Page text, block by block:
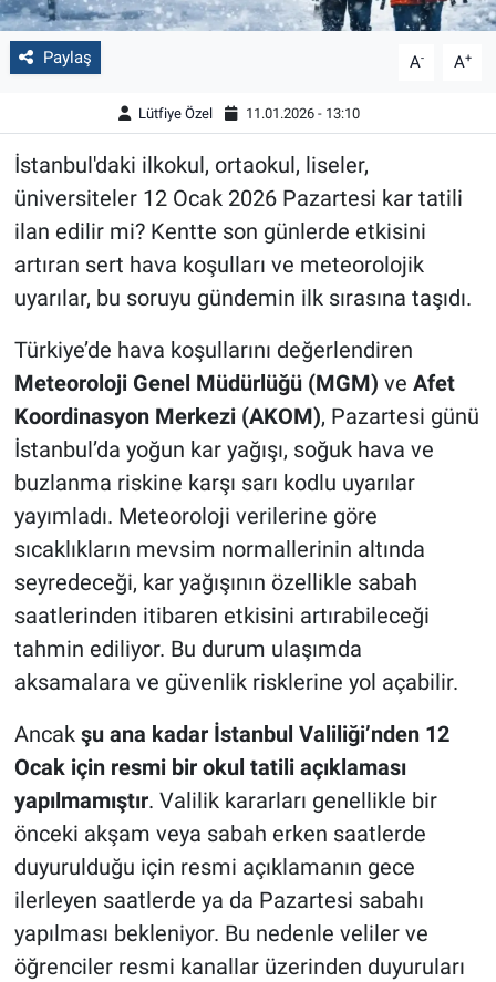
Paylaş A- A+
Lütfiye Özel 11.01.2026 - 13:10
İstanbul'daki ilkokul, ortaokul, liseler,
üniversiteler 12 Ocak 2026 Pazartesi kar tatili
ilan edilir mi? Kentte son günlerde etkisini
artıran sert hava koşulları ve meteorolojik
uyarılar, bu soruyu gündemin ilk sırasına taşıdı.
Türkiye’de hava koşullarını değerlendiren
Meteoroloji Genel Müdürlüğü (MGM) ve Afet
Koordinasyon Merkezi (AKOM), Pazartesi günü
İstanbul’da yoğun kar yağışı, soğuk hava ve
buzlanma riskine karşı sarı kodlu uyarılar
yayımladı. Meteoroloji verilerine göre
sıcaklıkların mevsim normallerinin altında
seyredeceği, kar yağışının özellikle sabah
saatlerinden itibaren etkisini artırabileceği
tahmin ediliyor. Bu durum ulaşımda
aksamalara ve güvenlik risklerine yol açabilir.
Ancak şu ana kadar İstanbul Valiliği’nden 12
Ocak için resmi bir okul tatili açıklaması
yapılmamıştır. Valilik kararları genellikle bir
önceki akşam veya sabah erken saatlerde
duyurulduğu için resmi açıklamanın gece
ilerleyen saatlerde ya da Pazartesi sabahı
yapılması bekleniyor. Bu nedenle veliler ve
öğrenciler resmi kanallar üzerinden duyuruları